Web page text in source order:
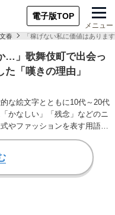
電子版TOP
メニュー
春 「稼げない私に価値はありま
…」歌舞伎町で出会っ
「嘆きの理由」
な絵文字とともに10代～20代
かなしい」「残念」などのニ
やファッションを表す用語に